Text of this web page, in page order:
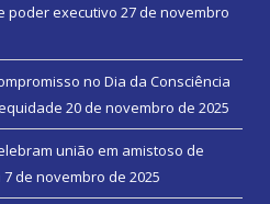
poder executivo 27 de novembro
no Dia da Consciência
20 de novembro de 2025
união em amistoso de
7 de novembro de 2025